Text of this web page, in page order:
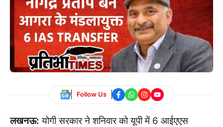
Follow Us
लखनऊ: योगी सरकार ने शनिवार को यूपी में 6 आईएएस